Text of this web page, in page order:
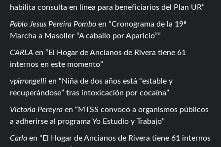
habilita consulta en línea para beneficiarios del Plan UR
Pablo Jesus Pereira Pombo en
Cronograma de la 19ª
Marcha a Masoller “A caballo por Aparicio”
CARLA en
El Hogar de Ancianos de Rivera tiene 61
internos en este momento
vpirrongelli en
Niña de dos años está “estable y
recuperándose” tras intoxicación por cocaína
Victoria Pereyra en
MTSS convocó a organismos públicos
a adherirse al programa Yo Estudio y Trabajo
Carla en
El Hogar de Ancianos de Rivera tiene 61 internos